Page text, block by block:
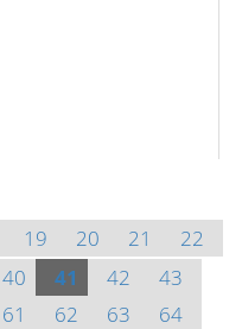
19 20 21
22
40 41 42
43
61 62 63
64